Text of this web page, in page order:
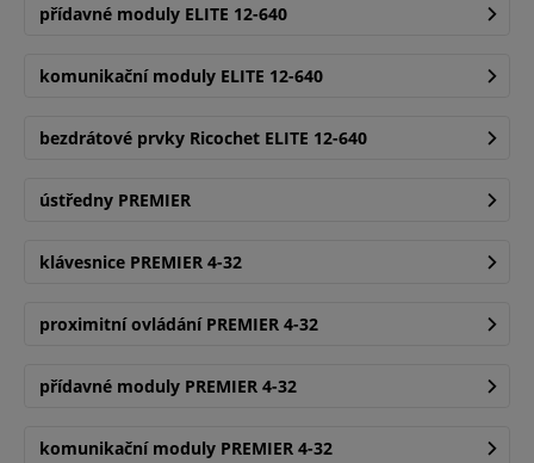
přídavné moduly ELITE 12-640
komunikační moduly ELITE 12-640
bezdrátové prvky Ricochet ELITE 12-640
ústředny PREMIER
klávesnice PREMIER 4-32
proximitní ovládání PREMIER 4-32
přídavné moduly PREMIER 4-32
komunikační moduly PREMIER 4-32